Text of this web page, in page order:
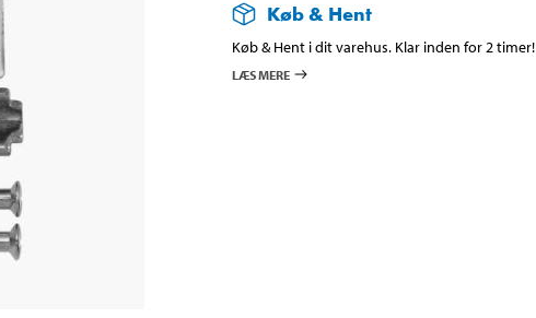
Køb & Hent
Køb & Hent i dit varehus. Klar inden for 2 timer!
LÆS MERE